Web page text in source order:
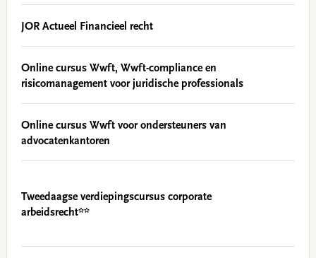
JOR Actueel Financieel recht
Online cursus Wwft, Wwft-compliance en
risicomanagement voor juridische professionals
Online cursus Wwft voor ondersteuners van
advocatenkantoren
Tweedaagse verdiepingscursus corporate
arbeidsrecht**